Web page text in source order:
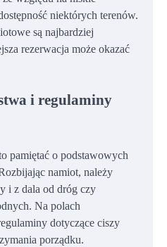
niektórych terenów.
są najbardziej
rezerwacja może okazać
i regulaminy
pamiętać o podstawowych
namiot, należy
i z dala od dróg czy
Na polach
dotyczące ciszy
porządku.